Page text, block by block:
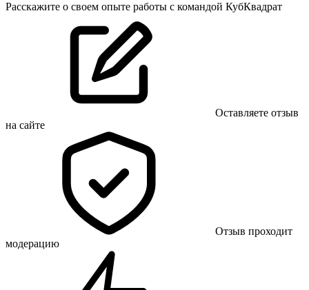
Расскажите о своем опыте работы с командой КубКвадрат
Оставляете отзыв
на сайте
Отзыв проходит
модерацию